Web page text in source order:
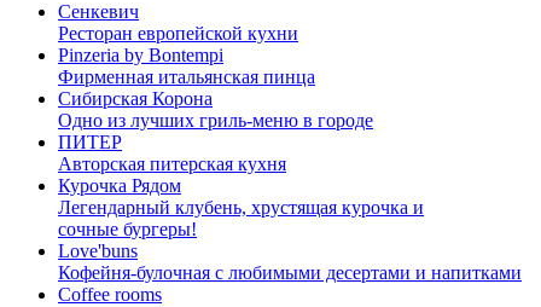
Сенкевич
Ресторан европейской кухни
Pinzeria by Bontempi
Фирменная итальянская пинца
Сибирская Корона
Одно из лучших гриль-меню в городе
ПИТЕР
Авторская питерская кухня
Курочка Рядом
Легендарный клубень, хрустящая курочка и
сочные бургеры!
Love'buns
Кофейня-булочная с любимыми десертами и напитками
Coffee rooms